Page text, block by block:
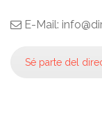
E-Mail:
Sé parte del